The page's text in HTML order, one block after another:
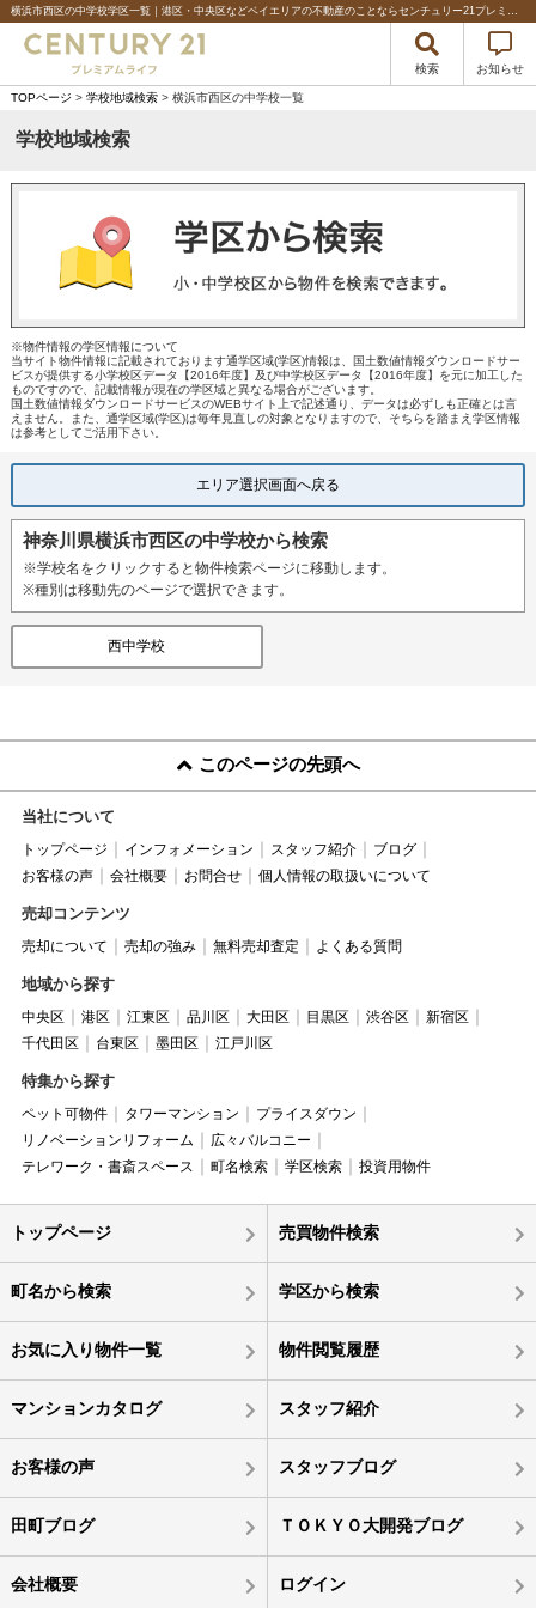
横浜市西区の中学校学区一覧｜港区・中央区などベイエリアの不動産のことならセンチュリー21プレミアムライフ%
検索 お知らせ
TOPページ > 学校地域検索> 横浜市西区の中学校一覧
学校地域検索
※物件情報の学区情報について
当サイト物件情報に記載されております通学区域(学区)情報は、国土数値情報ダウンロードサー
ビスが提供する小学校区データ【2016年度】及び中学校区データ【2016年度】を元に加工した
ものですので、記載情報が現在の学区域と異なる場合がございます。
国土数値情報ダウンロードサービスのWEBサイト上で記述通り、データは必ずしも正確とは言
えません。また、通学区域(学区)は毎年見直しの対象となりますので、そちらを踏まえ学区情報
は参考としてご活用下さい。
エリア選択画面へ戻る
神奈川県横浜市西区の中学校から検索
※学校名をクリックすると物件検索ページに移動します。
※種別は移動先のページで選択できます。
西中学校
このページの先頭へ
当社について
トップページ インフォメーション スタッフ紹介
ブログ
お客様の声
会社概要 お問合せ 個人情報の取扱いについて
売却コンテンツ
売却について 売却の強み 無料売却査定 よくある質問
地域から探す
中央区 港区 江東区 品川区 大田区 目黒区 渋谷区
新宿区
千代田区
台東区 墨田区 江戸川区
特集から探す
ペット可物件 タワーマンション
プライスダウン
リノベーションリフォーム
広々バルコニー
テレワーク・書斎スペース
町名検索 学区検索 投資用物件
トップページ 売買物件検索
町名から検索 学区から検索
お気に入り物件一覧 物件閲覧履歴
マンションカタログ スタッフ紹介
お客様の声 スタッフブログ
田町ブログ ＴＯＫＹＯ大開発ブログ
会社概要 ログイン